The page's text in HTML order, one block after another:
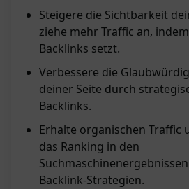
Steigere die Sichtbarkeit
ziehe mehr Traffic an,
Backlinks setzt.
Verbessere die
deiner Seite durch
Backlinks.
Erhalte organischen Traffic
das Ranking in den
Backlink-Strategien.